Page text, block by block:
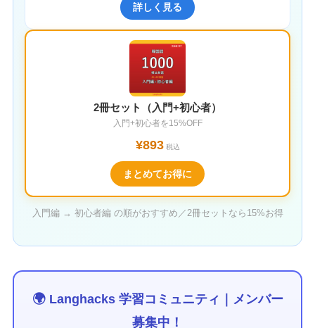
詳しく見る
2冊セット（入門+初心者）
入門+初心者を15%OFF
¥893税込
まとめてお得に
入門編 → 初心者編 の順がおすすめ／2冊セットなら15%お得
🌍 Langhacks 学習コミュニティ｜メンバー
募集中！